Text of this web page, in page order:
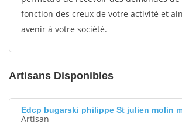
fonction des creux de votre activité et
avenir à votre société.
Artisans Disponibles
Edcp bugarski philippe St julien molin
Artisan